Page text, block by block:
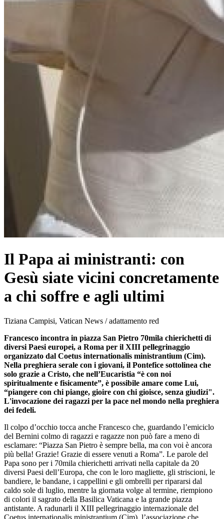
Il Papa ai ministranti: con
Gesù siate vicini concretamente
a chi soffre e agli ultimi
Tiziana Campisi, Vatican News / adattamento red
Francesco incontra in piazza San Pietro 70mila chierichetti di
diversi Paesi europei, a Roma per il XIII pellegrinaggio
organizzato dal Coetus internationalis ministrantium (Cim).
Nella preghiera serale con i giovani, il Pontefice sottolinea che
solo grazie a Cristo, che nell’Eucaristia “è con noi
spiritualmente e fisicamente”, è possibile amare come Lui,
“piangere con chi piange, gioire con chi gioisce, senza giudizi".
L'invocazione dei ragazzi per la pace nel mondo nella preghiera
dei fedeli.
Il colpo d’occhio tocca anche Francesco che, guardando l’emiciclo
del Bernini colmo di ragazzi e ragazze non può fare a meno di
esclamare: “Piazza San Pietro è sempre bella, ma con voi è ancora
più bella! Grazie! Grazie di essere venuti a Roma”. Le parole del
Papa sono per i 70mila chierichetti arrivati nella capitale da 20
diversi Paesi dell’Europa, che con le loro magliette, gli striscioni, le
bandiere, le bandane, i cappellini e gli ombrelli per ripararsi dal
caldo sole di luglio, mentre la giornata volge al termine, riempiono
di colori il sagrato della Basilica Vaticana e la grande piazza
antistante. A radunarli il XIII pellegrinaggio internazionale del
Coetus internationalis ministrantium (Cim), l’associazione che